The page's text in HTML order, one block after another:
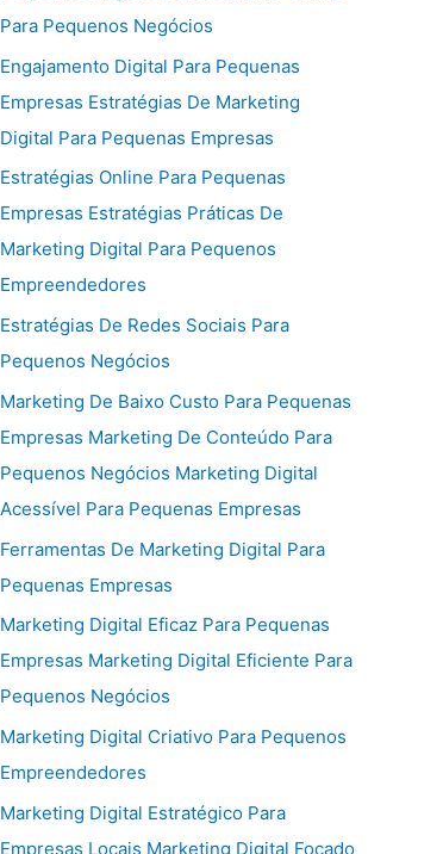
Para Pequenos Negócios
Engajamento Digital Para Pequenas
Empresas Estratégias De Marketing
Digital Para Pequenas Empresas
Estratégias Online Para Pequenas
Empresas Estratégias Práticas De
Marketing Digital Para Pequenos
Empreendedores
Estratégias De Redes Sociais Para
Pequenos Negócios
Marketing De Baixo Custo Para Pequenas
Empresas Marketing De Conteúdo Para
Pequenos Negócios Marketing Digital
Acessível Para Pequenas Empresas
Ferramentas De Marketing Digital Para
Pequenas Empresas
Marketing Digital Eficaz Para Pequenas
Empresas Marketing Digital Eficiente Para
Pequenos Negócios
Marketing Digital Criativo Para Pequenos
Empreendedores
Marketing Digital Estratégico Para
Empresas Locais Marketing Digital Focado